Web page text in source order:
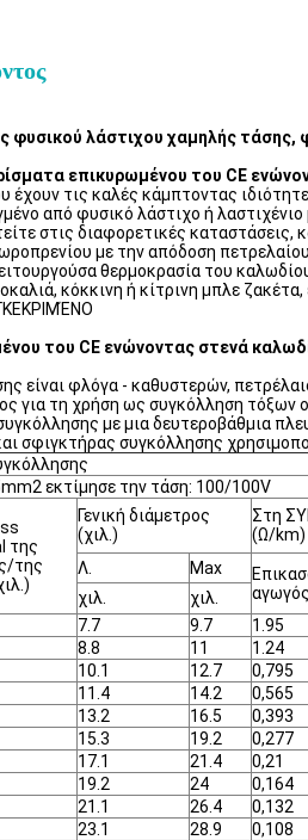
φυσικού λάστιχου χαμηλής
επικυρωμένου του CE
έχουν τις καλές κάμπτοντας
από φυσικό λάστιχο ή
στις διαφορετικές καταστάσεις,
με την απόδοση
θερμοκρασία του
κόκκινη ή κίτρινη μπλε ζακέτα,
του CE ενώνοντας στενά
είναι φλόγα - καθυστερών,
για τη χρήση ως συγκόλληση
με μια δευτεροβάθμια
σφιγκτήρας συγκόλλησης
εκτίμησε την τάση: 100/100V
της
της
Γενική διάμετρος
(χιλ.)
Στη
(Ω/km)
Λ.
Max
αγωγός
χιλ.
χιλ.
7.7 9.7 1.95
8.8 11 1.24
10.1 12.7 0,795
11.4 14.2 0,565
13.2 16.5 0,393
15.3 19.2 0,277
17.1 21.4 0,21
19.2 24 0,164
21.1 26.4 0,132
23.1 28.9 0,108